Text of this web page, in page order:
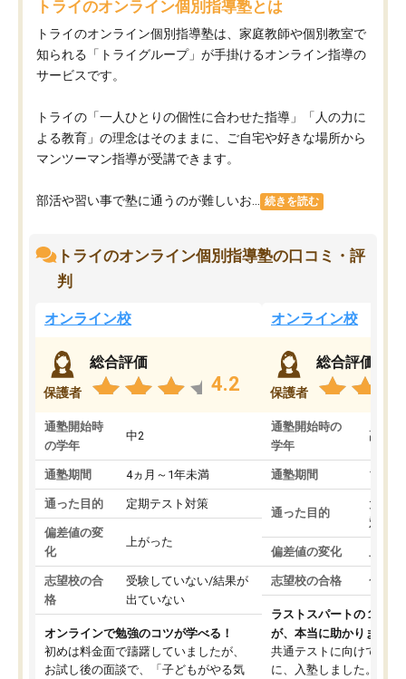
トライのオンライン個別指導塾とは
トライのオンライン個別指導塾は、家庭教師や個別教室で
知られる「トライグループ」が手掛けるオンライン指導の
サービスです。
トライの「一人ひとりの個性に合わせた指導」「人の力に
よる教育」の理念はそのままに、ご自宅や好きな場所から
マンツーマン指導が受講できます。
部活や習い事で塾に通うのが難しいお... 続きを読む
トライのオンライン個別指導塾の口コミ・評
判
オンライン校
保護者
総合評価
4.2
通塾開始時
の学年
中2
通塾期間 4ヵ月～1年未満
通った目的 定期テスト対策
偏差値の変
化
上がった
志望校の合
格
受験していない/結果が
出ていない
オンラインで勉強のコツが学べる！
初めは料金面で躊躇していましたが、
お試し後の面談で、「子どもがやる気
オンライン校
保護者
総合評価
通塾開始時の
学年
高3
通塾期間 1～3
通った目的
大学
対策
偏差値の変化 上が
志望校の合格 合格
ラストスパートの１か月
が、本当に助かりました
共通テストに向けての追
に、入塾しました。田舎